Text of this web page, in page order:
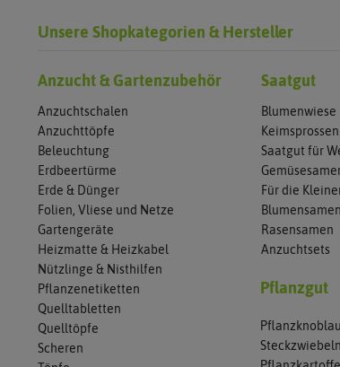
Unsere Shopkategorien & Hersteller
Anzucht & Gartenzubehör
Anzuchtschalen
Anzuchttöpfe
Beleuchtung
Erdbeertürme
Erde & Dünger
Folien, Vliese und Netze
Gartengeräte
Heizmatte & Heizkabel
Nützlinge & Nisthilfen
Pflanzenetiketten
Quelltabletten
Quelltöpfe
Scheren
Saatgut
Blumenwiese
Keimsprossen
Saatgut für
Für die
Blumensamen
Rasensamen
Anzuchtsets
Pflanzgut
Steckzwiebeln